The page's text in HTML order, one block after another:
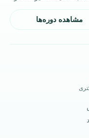
مشاهده دوره‌ها